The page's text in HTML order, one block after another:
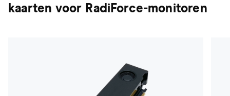
kaarten voor RadiForce-monitoren